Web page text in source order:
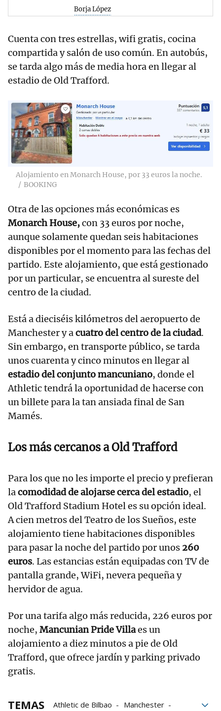
Borja López
Cuenta con tres estrellas, wifi gratis, cocina
compartida y salón de uso común. En autobús,
se tarda algo más de media hora en llegar al
estadio de Old Trafford.
Alojamiento en Monarch House, por 33 euros la noche.
BOOKING
Otra de las opciones más económicas es
Monarch House,con 33 euros por noche,
aunque solamente quedan seis habitaciones
disponibles por el momento para las fechas del
partido. Este alojamiento, que está gestionado
por un particular, se encuentra al sureste del
centro de la ciudad.
Está a dieciséis kilómetros del aeropuerto de
Manchester y acuatro del centro de la ciudad.
Sin embargo, en transporte público, se tarda
unos cuarenta y cinco minutos en llegar al
estadio del conjunto mancuniano, donde el
Athletic tendrá la oportunidad de hacerse con
un billete para la tan ansiada final de San
Mamés.
Los más cercanos a Old Trafford
Para los que no les importe el precio y prefieran
lacomodidad de alojarse cerca del estadio, el
Old Trafford Stadium Hotel es su opción ideal.
A cien metros del Teatro de los Sueños, este
alojamiento tiene habitaciones disponibles
para pasar la noche del partido por unos 260
euros. Las estancias están equipadas con TV de
pantalla grande, WiFi, nevera pequeña y
hervidor de agua.
Por una tarifa algo más reducida, 226 euros por
noche, Mancunian Pride Villaes un
alojamiento a diez minutos a pie de Old
Trafford, que ofrece jardín y parking privado
gratis.
TEMAS Athletic de Bilbao Manchester